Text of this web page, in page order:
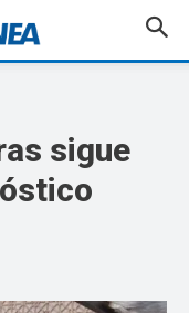
sigue